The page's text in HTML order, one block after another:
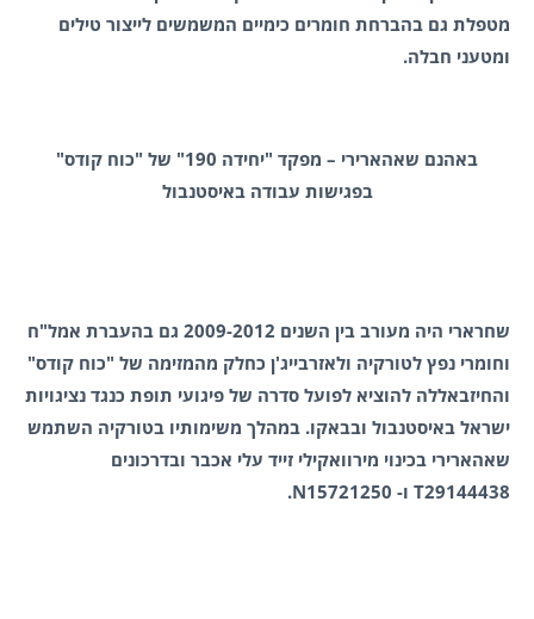
מטפלת גם בהברחת חומרים כימיים המשמשים לייצור טילים
ומטעני חבלה.
באהנם שאהארירי – מפקד "יחידה 190" של "כוח קודס"
בפגישות עבודה באיסטנבול
שחרארי היה מעורב בין השנים 2009-2012 גם בהעברת אמל"ח
וחומרי נפץ לטורקיה ולאזרבייג'ן כחלק מהמזימה של "כוח קודס"
והחיזבאללה להוציא לפועל סדרה של פיגועי תופת כנגד נציגויות
ישראל באיסטנבול ובבאקו. במהלך משימותיו בטורקיה השתמש
שאהארירי בכינוי מירוואקילי זייד עלי אכבר ובדרכונים
T29144438 ו- N15721250.